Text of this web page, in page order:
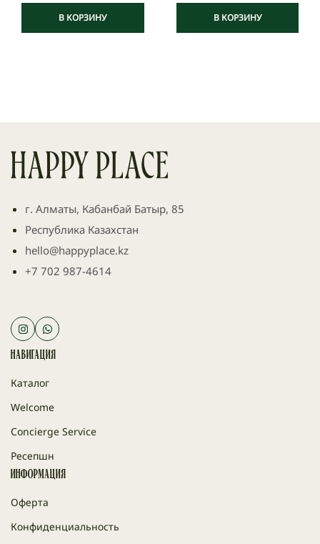
В КОРЗИНУ В КОРЗИНУ
г. Алматы, Кабанбай Батыр, 85
Республика Казахстан
hello@happyplace.kz
+7 702 987-4614
Навигация
Каталог
Welcome
Concierge Service
Ресепшн
Информация
Оферта
Конфиденциальность